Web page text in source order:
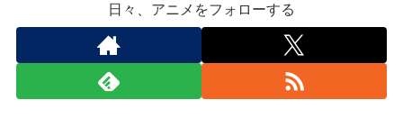
日々、アニメをフォローする